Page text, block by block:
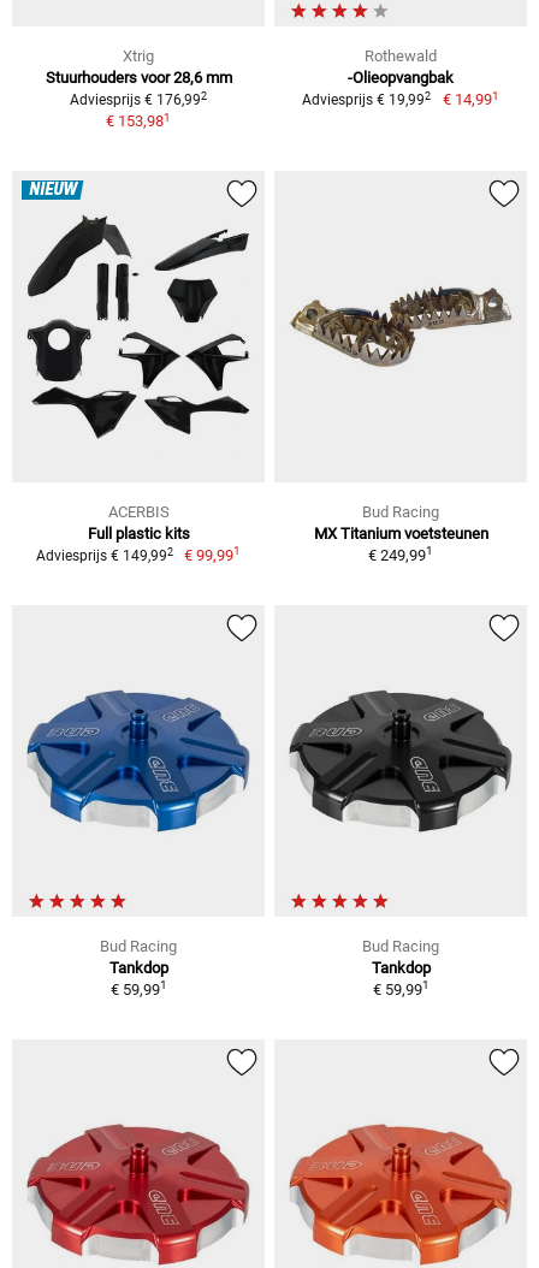
Xtrig
Stuurhouders voor 28,6 mm
Adviesprijs € 176,992
€ 153,981
Rothewald
-Olieopvangbak
Adviesprijs € 19,992 € 14,991
NIEUW
ACERBIS
Full plastic kits
Adviesprijs € 149,992 € 99,991
Bud Racing
MX Titanium voetsteunen
€ 249,991
Bud Racing
Tankdop
€ 59,991
Bud Racing
Tankdop
€ 59,991